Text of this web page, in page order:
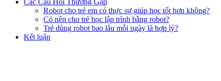
Các Câu Hỏi Thường Gặp
Robot cho trẻ em có thực sự giúp học tốt hơn không?
Có nên cho trẻ học lập trình bằng robot?
Trẻ dùng robot bao lâu mỗi ngày là hợp lý?
Kết luận